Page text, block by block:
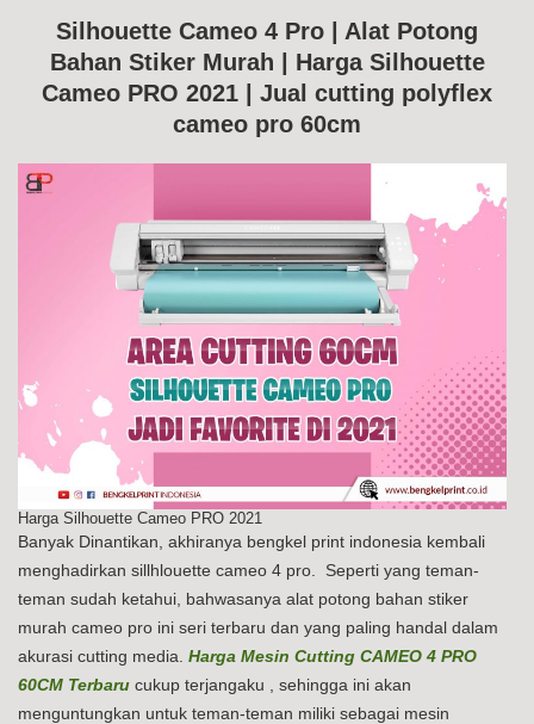
Silhouette Cameo 4 Pro | Alat Potong
Bahan Stiker Murah | Harga Silhouette
Cameo PRO 2021 | Jual cutting polyflex
cameo pro 60cm
Harga Silhouette Cameo PRO 2021
Banyak Dinantikan, akhiranya bengkel print indonesia kembali
menghadirkan sillhlouette cameo 4 pro. Seperti yang teman-
teman sudah ketahui, bahwasanya alat potong bahan stiker
murah cameo pro ini seri terbaru dan yang paling handal dalam
akurasi cutting media. Harga Mesin Cutting CAMEO 4 PRO
60CM Terbaru cukup terjangaku , sehingga ini akan
menguntungkan untuk teman-teman miliki sebagai mesin